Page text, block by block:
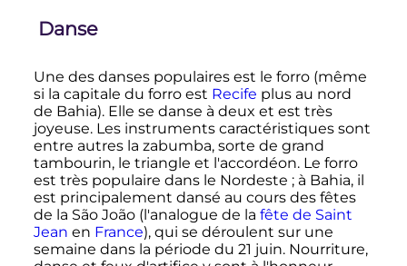
Danse
Une des danses populaires est le forro (même
si la capitale du forro est Recife plus au nord
de Bahia). Elle se danse à deux et est très
joyeuse. Les instruments caractéristiques sont
entre autres la zabumba, sorte de grand
tambourin, le triangle et l'accordéon. Le forro
est très populaire dans le Nordeste ; à Bahia, il
est principalement dansé au cours des fêtes
de la São João (l'analogue de la fête de Saint
Jean en France), qui se déroulent sur une
semaine dans la période du 21 juin. Nourriture,